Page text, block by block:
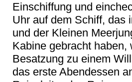
Einschiffung und
Uhr auf dem Schiff, das
und der Kleinen
Kabine gebracht
Besatzung zu einem
das erste Abendessen